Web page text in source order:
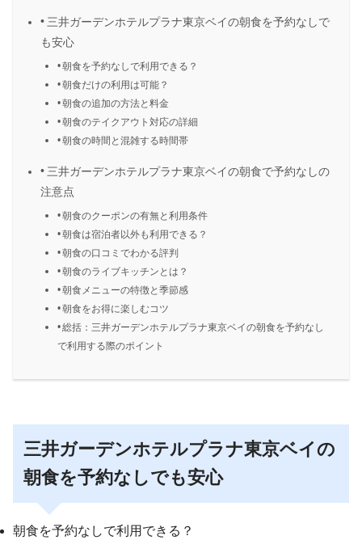
三井ガーデンホテルプラナ東京ベイの朝食を予約なしで
も安心
朝食を予約なしで利用できる？
朝食だけの利用は可能？
朝食の追加の方法と料金
朝食のテイクアウト対応の詳細
朝食の時間と混雑する時間帯
三井ガーデンホテルプラナ東京ベイの朝食で予約なしの
注意点
朝食のクーポンの有無と利用条件
朝食は宿泊者以外も利用できる？
朝食の口コミでわかる評判
朝食のライブキッチンとは？
朝食メニューの特徴と季節感
朝食をお得に楽しむコツ
総括：三井ガーデンホテルプラナ東京ベイの朝食を予約なし
で利用する際のポイント
三井ガーデンホテルプラナ東京ベイの
朝食を予約なしでも安心
朝食を予約なしで利用できる？